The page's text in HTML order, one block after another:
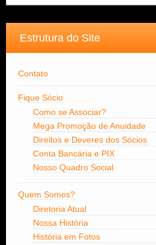
Estrutura do Site
Contato
Fique Sócio
Como se Associar?
Mega Promoção de Anuidade
Direitos e Deveres dos Sócios
Conta Bancária e PIX
Nosso Quadro Social
Quem Somos?
Diretoria Atual
Nossa História
História em Fotos